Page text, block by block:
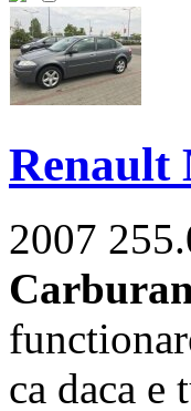
Renault
2007
ca daca e